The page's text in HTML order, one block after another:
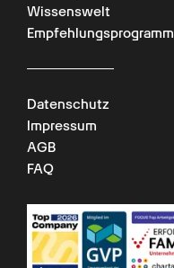
Wissenswelt
Empfehlungsprogramm
Datenschutz
Impressum
AGB
FAQ